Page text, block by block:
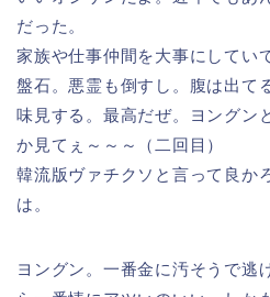
だった。
家族や仕事仲間を大事にしてい
盤石。悪霊も倒すし。腹は出て
味見する。最高だぜ。ヨングン
か見てぇ～～～（二回目）
韓流版ヴァチクソと言って良か
は。
ヨングン。一番金に汚そうで逃